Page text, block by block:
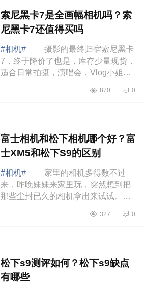
索尼黑卡7是全画幅相机吗？索
尼黑卡7还值得买吗
#相机#
摄影的最终归宿索尼黑卡
7，终于降价了也是，库存少量现货，
适合日常拍摄，演唱会，Vlog小姐
是全画幅相机吗？索尼黑卡7还值得买
870 0
富士相机和松下相机哪个好？富
士XM5和松下S9的区别
#相机#
家里的相机多得数不过
来，昨晚妹妹来家里玩，突然想到把
那些尘封已久的相机拿出来试试。下
相机哪个好？富士XM5和松下S9的区
327 0
松下s9测评如何？松下s9缺点
有哪些